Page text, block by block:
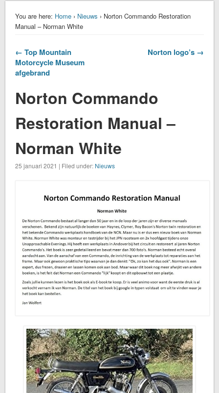
You are here: Home › Nieuws › Norton Commando Restoration
Manual – Norman White
← Top Mountain
Motorcycle Museum
afgebrand
Norton logo’s →
Norton Commando
Restoration Manual –
Norman White
25 januari 2021 | Filed under: Nieuws